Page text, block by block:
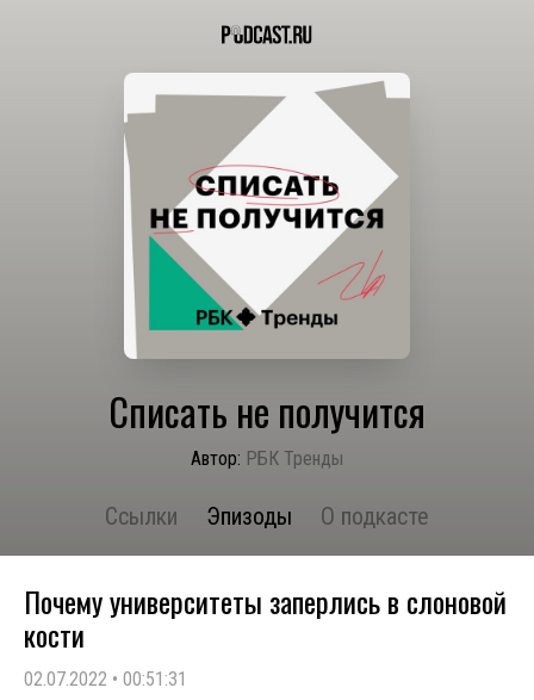
Списать не получится
Автор: РБК Тренды
Ссылки Эпизоды О подкасте
Почему университеты заперлись в слоновой
кости
02.07.2022 • 00:51:31